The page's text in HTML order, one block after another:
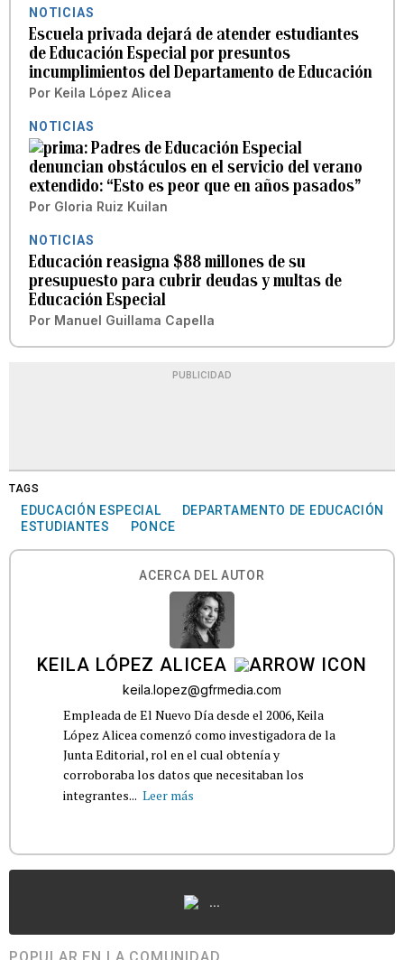
NOTICIAS
Escuela privada dejará de atender estudiantes
de Educación Especial por presuntos
incumplimientos del Departamento de Educación
Por Keila López Alicea
NOTICIAS
Padres de Educación Especial
denuncian obstáculos en el servicio del verano
extendido: “Esto es peor que en años pasados”
Por Gloria Ruiz Kuilan
NOTICIAS
Educación reasigna $88 millones de su
presupuesto para cubrir deudas y multas de
Educación Especial
Por Manuel Guillama Capella
PUBLICIDAD
TAGS
EDUCACIÓN ESPECIAL
DEPARTAMENTO DE EDUCACIÓN
ESTUDIANTES
PONCE
ACERCA DEL AUTOR
KEILA LÓPEZ ALICEA
keila.lopez@gfrmedia.com
Empleada de El Nuevo Día desde el 2006, Keila
López Alicea comenzó como investigadora de la
Junta Editorial, rol en el cual obtenía y
corroboraba los datos que necesitaban los
integrantes... Leer más
...